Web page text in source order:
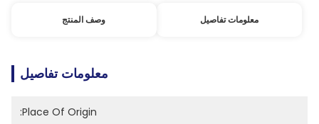
معلومات تفاصيل وصف المنتج
معلومات تفاصيل
Place Of Origin: